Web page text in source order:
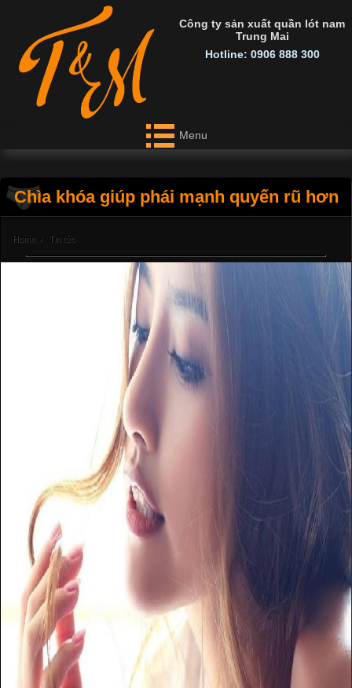
Công ty sản xuất quần lót nam
Trung Mai
Hotline: 0906 888 300
Menu
Chìa khóa giúp phái mạnh quyến rũ hơn
Home › Tin tức